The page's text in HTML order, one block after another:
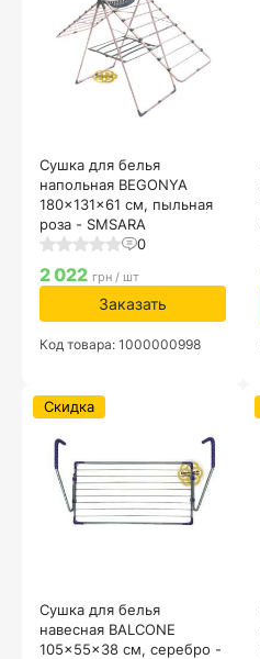
Сушка для белья
напольная BEGONYA
180x131x61 см, пыльная
роза - SMSARA
0
2 022 грн / шт
Заказать
Код товара: 1000000998
Сушка для белья
навесная BALCONE
105x55x38 см, серебро -
Скидка